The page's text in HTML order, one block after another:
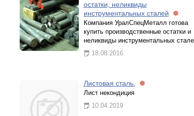
остатки, неликвиды
инструментальных сталей
Компания УралСпецМеталл готова
купить производственные остатки и
неликвиды инструментальных
18.08.2016
Листовая сталь.
Лист некондиция
10.04.2019